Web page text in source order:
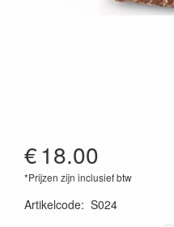
€18.00
*Prijzen zijn inclusief btw
Artikelcode: S024